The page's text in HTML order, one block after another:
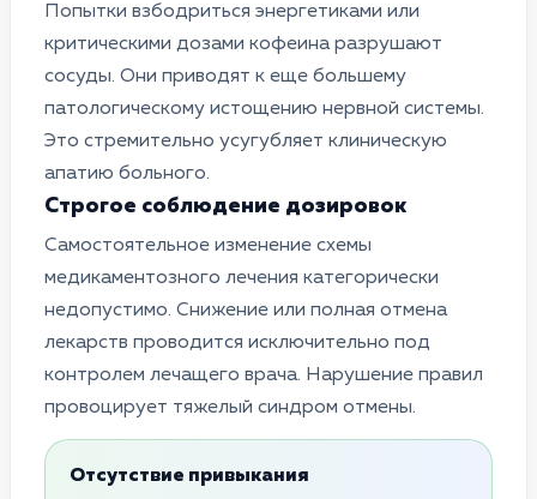
Попытки взбодриться энергетиками или
критическими дозами кофеина разрушают
сосуды. Они приводят к еще большему
патологическому истощению нервной системы.
Это стремительно усугубляет клиническую
апатию больного.
Строгое соблюдение дозировок
Самостоятельное изменение схемы
медикаментозного лечения категорически
недопустимо. Снижение или полная отмена
лекарств проводится исключительно под
контролем лечащего врача. Нарушение правил
провоцирует тяжелый синдром отмены.
Отсутствие привыкания